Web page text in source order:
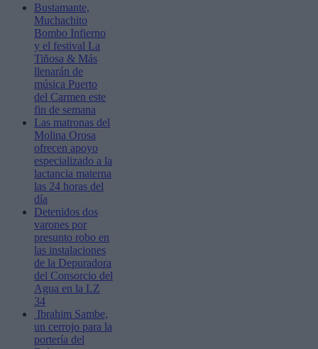
Bustamante,
Muchachito
Bombo Infierno
y el festival La
Tiñosa & Más
llenarán de
música Puerto
del Carmen este
fin de semana
Las matronas del
Molina Orosa
ofrecen apoyo
especializado a la
lactancia materna
las 24 horas del
día
Detenidos dos
varones por
presunto robo en
las instalaciones
de la Depuradora
del Consorcio del
Agua en la LZ
34
Ibrahim Sambe,
un cerrojo para la
portería del